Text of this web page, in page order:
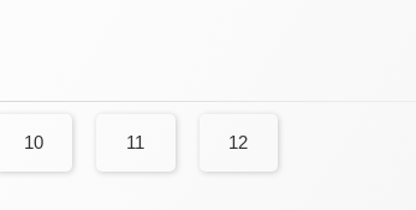
10 11 12